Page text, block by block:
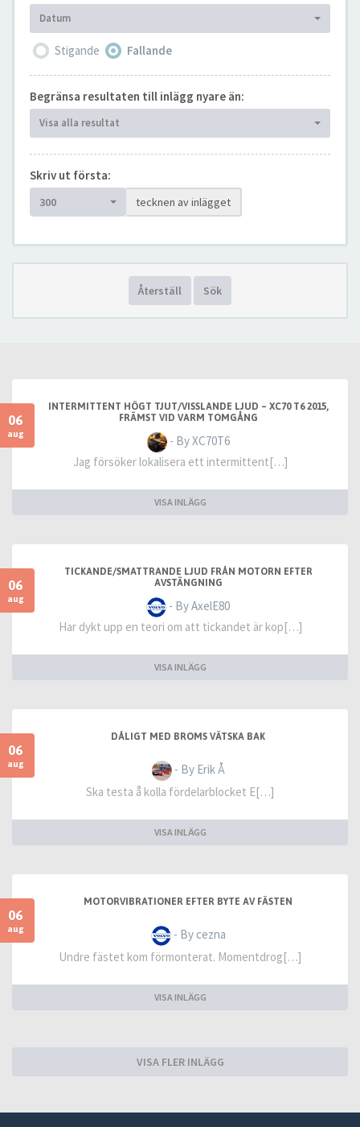
Datum
Stigande Fallande
Begränsa resultaten till inlägg nyare än:
Visa alla resultat
Skriv ut första:
300 tecknen av inlägget
Återställ Sök
06
aug
INTERMITTENT HÖGT TJUT/VISSLANDE LJUD – XC70 T6 2015,
FRÄMST VID VARM TOMGÅNG
- By XC70T6
Jag försöker lokalisera ett intermittent[…]
VISA INLÄGG
06
aug
TICKANDE/SMATTRANDE LJUD FRÅN MOTORN EFTER
AVSTÄNGNING
- By AxelE80
Har dykt upp en teori om att tickandet är kop[…]
VISA INLÄGG
06
aug
DÅLIGT MED BROMS VÄTSKA BAK
- By Erik Å
Ska testa å kolla fördelarblocket E[…]
VISA INLÄGG
06
aug
MOTORVIBRATIONER EFTER BYTE AV FÄSTEN
- By cezna
Undre fästet kom förmonterat. Momentdrog[…]
VISA INLÄGG
VISA FLER INLÄGG